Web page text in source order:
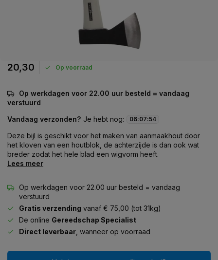
20,30 Op voorraad
Op werkdagen voor 22.00 uur besteld = vandaag
verstuurd
Vandaag verzonden? Je hebt nog: 06:07:54
Deze bijl is geschikt voor het maken van aanmaakhout door
het kloven van een houtblok, de achterzijde is dan ook wat
breder zodat het hele blad een wigvorm heeft.
Lees meer
Op werkdagen voor 22.00 uur besteld = vandaag
verstuurd
Gratis verzending vanaf € 75,00 (tot 31kg)
De online Gereedschap Specialist
Direct leverbaar , wanneer op voorraad